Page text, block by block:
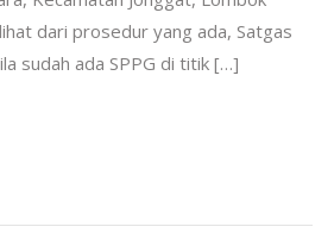
dari prosedur yang ada, Satgas
sudah ada SPPG di titik […]